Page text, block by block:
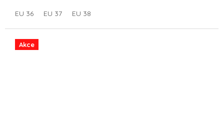
EU 36 EU 37 EU 38
Akce